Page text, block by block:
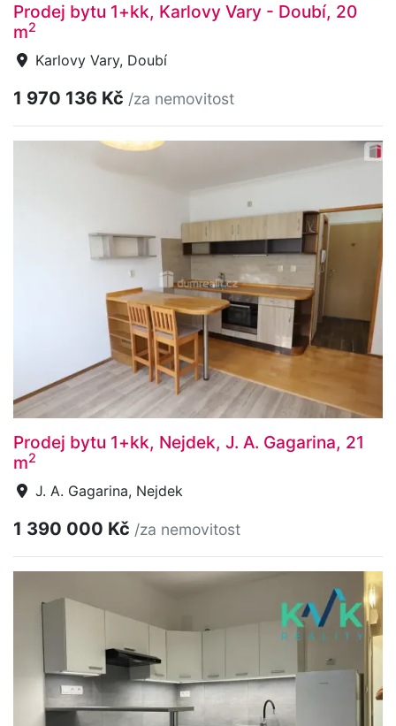
Prodej bytu 1+kk, Karlovy Vary - Doubí, 20
m2
Karlovy Vary, Doubí
1 970 136 Kč /za nemovitost
Prodej bytu 1+kk, Nejdek, J. A. Gagarina, 21
m2
J. A. Gagarina, Nejdek
1 390 000 Kč /za nemovitost